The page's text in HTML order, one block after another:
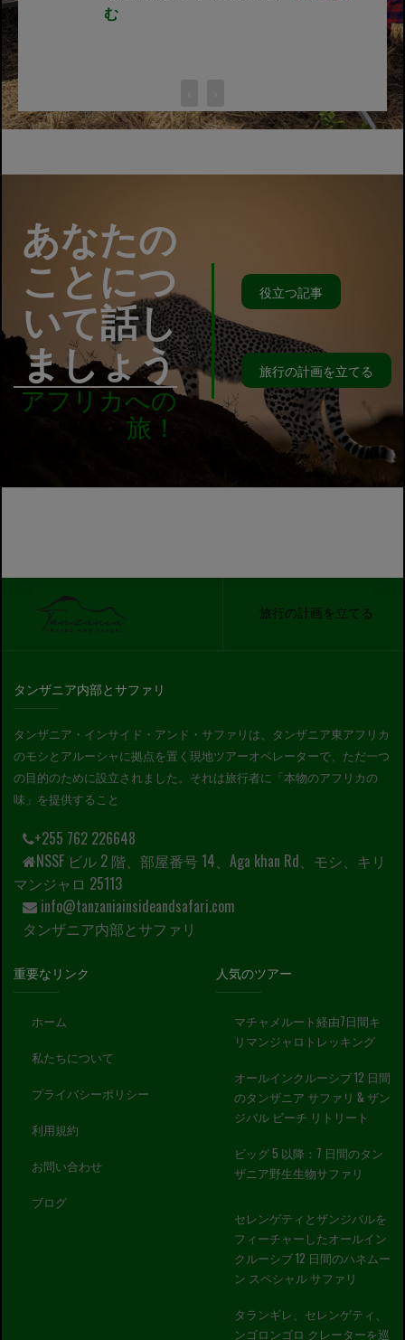
む
あなたの
ことにつ
いて話し
ましょう
アフリカへの
旅！
役立つ記事
旅行の計画を立てる
旅行の計画を立てる
タンザニア内部とサファリ
タンザニア・インサイド・アンド・サファリは、タンザニア東アフリカ
のモシとアルーシャに拠点を置く現地ツアーオペレーターで、ただ一つ
の目的のために設立されました。それは旅行者に「本物のアフリカの
味」を提供すること
+255 762 226648
NSSF ビル 2 階、部屋番号 14、Aga khan Rd、モシ、キリ
マンジャロ 25113
info@tanzaniainsideandsafari.com
タンザニア内部とサファリ
重要なリンク
ホーム
私たちについて
プライバシーポリシー
利用規約
お問い合わせ
ブログ
人気のツアー
マチャメルート経由7日間キ
リマンジャロトレッキング
オールインクルーシブ 12 日間
のタンザニア サファリ & ザン
ジバル ビーチ リトリート
ビッグ 5 以降：7 日間のタン
ザニア野生生物サファリ
セレンゲティとザンジバルを
フィーチャーしたオールイン
クルーシブ 12 日間のハネムー
ン スペシャル サファリ
タランギレ、セレンゲティ、
ンゴロンゴロ クレーターを巡